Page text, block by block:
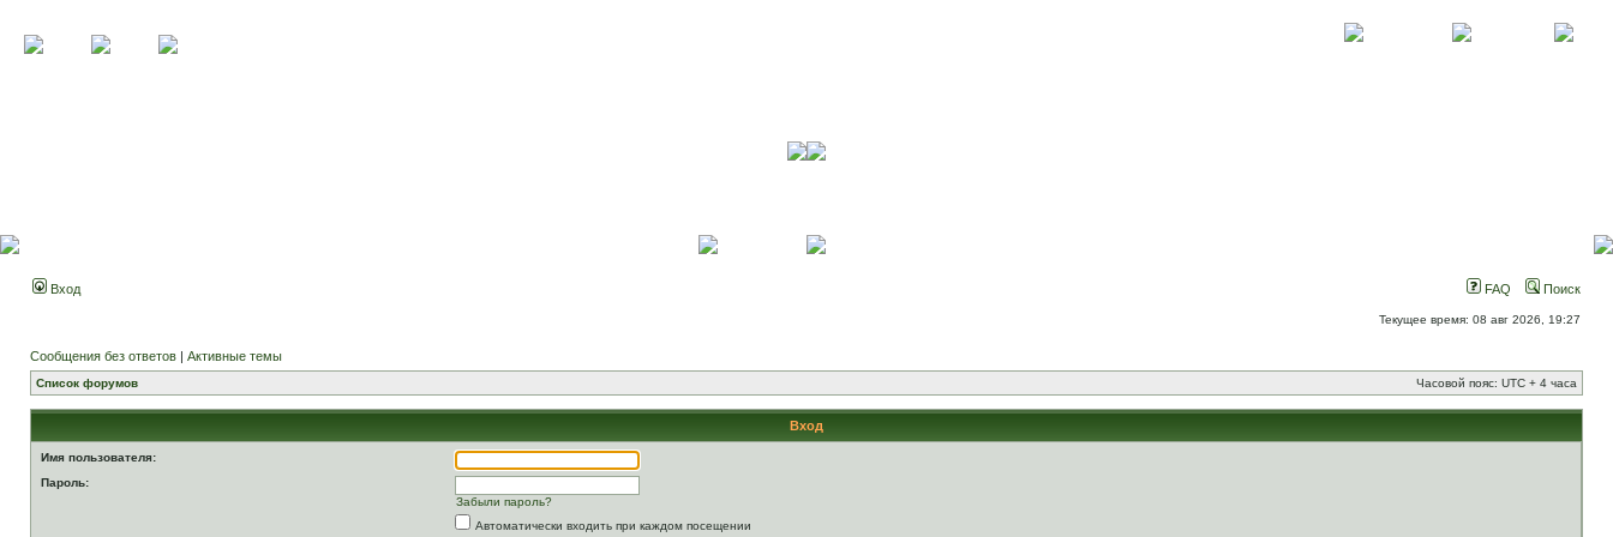
Вход FAQ Поиск
Текущее время: 08 авг 2026, 19:27
Сообщения без ответов | Активные темы
Список форумов Часовой пояс: UTC + 4 часа
Вход
Имя пользователя:
Пароль:
Забыли пароль?
Автоматически входить при каждом посещении